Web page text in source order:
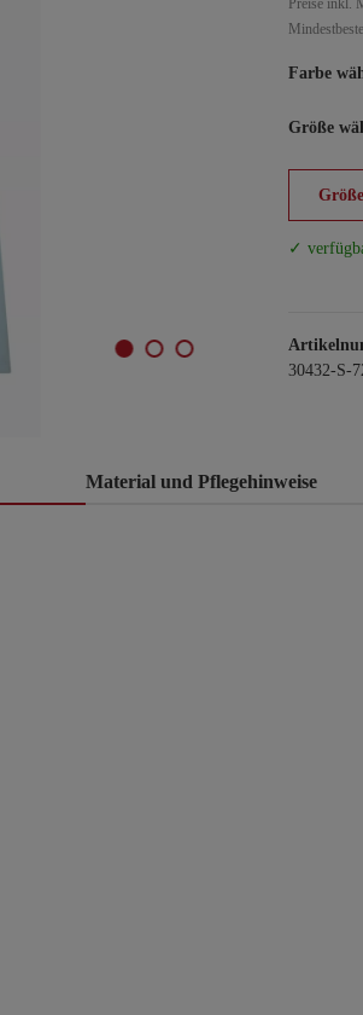
Preise inkl.
Farbe
Größe
✓
30432-S-
Material und Pflegehinweise